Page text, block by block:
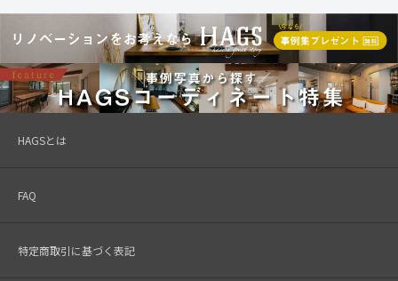
HAGSとは
FAQ
特定商取引に基づく表記